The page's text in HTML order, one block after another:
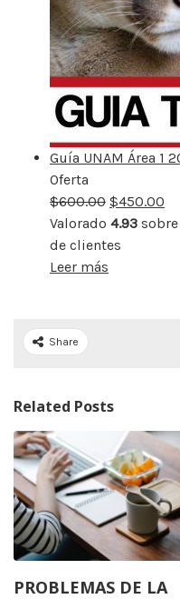
Guía UNAM Área 1
Oferta
rebajado
$600.00 $450.00
Valorado 4.93
de clientes
Leer más
Share
Related Posts
PROBLEMAS DE LA